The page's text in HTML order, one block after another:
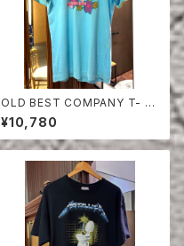
OLD BEST COMPANY T- S
HIRT
¥10,780